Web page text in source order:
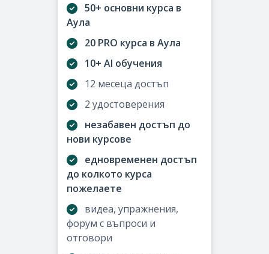
50+ основни курса в
Аула
20 PRO курса в Аула
10+ AI обучения
12 месеца достъп
2 удостоверения
незабавен достъп до
нови курсове
едновременен достъп
до колкото курса
пожелаете
видеа, упражнения,
форум с въпроси и
отговори